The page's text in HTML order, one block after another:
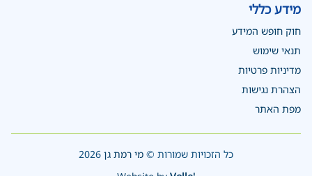
מידע כללי
חוק חופש המידע
תנאי שימוש
מדיניות פרטיות
הצהרת נגישות
מפת האתר
כל הזכויות שמורות © מי רמת גן